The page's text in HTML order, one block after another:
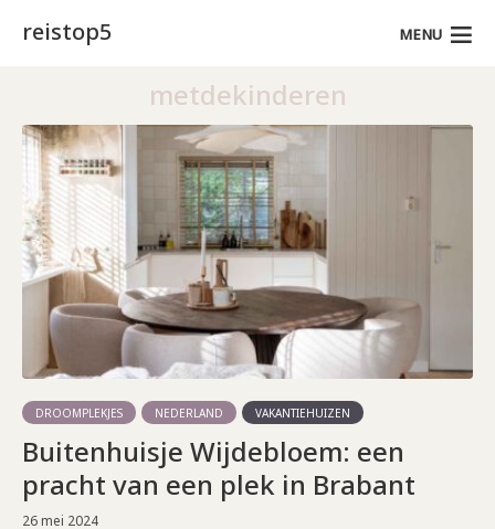
reistop5 MENU
metdekinderen
DROOMPLEKJES NEDERLAND VAKANTIEHUIZEN
Buitenhuisje Wijdebloem: een
pracht van een plek in Brabant
26 mei 2024